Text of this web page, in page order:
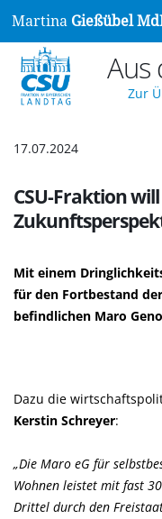
Martina Gießübel
Aus
Zur
17.07.2024
CSU-Fraktion
Mit einem
für den Fortbestand
befindlichen Maro
Dazu die
Kerstin Schreyer:
Die Maro eG für
Wohnen leistet mit fast
Drittel durch den